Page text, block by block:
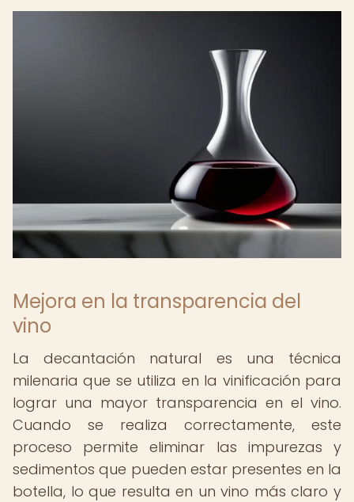
Mejora en la transparencia del
vino
La decantación natural es una técnica
milenaria que se utiliza en la vinificación para
lograr una mayor transparencia en el vino.
Cuando se realiza correctamente, este
proceso permite eliminar las impurezas y
sedimentos que pueden estar presentes en la
botella, lo que resulta en un vino más claro y